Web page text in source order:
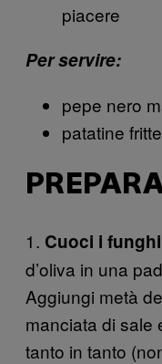
piacere
Per servire:
pepe nero
patatine
1. Cuoci i funghi
d’oliva in una
Aggiungi metà
manciata di sale
tanto in tanto